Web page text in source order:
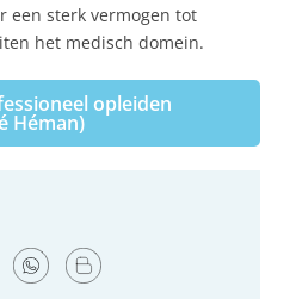
een sterk vermogen tot
het medisch domein.
opleiden
Héman)